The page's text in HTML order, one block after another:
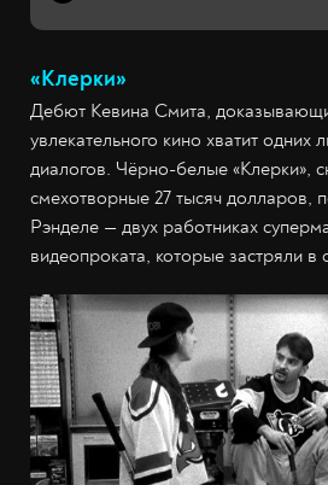
«Клерки»
Дебют Кевина Смита,
увлекательного кино хватит одних
диалогов. Чёрно-белые «Клерки»,
смехотворные 27 тысяч долларов,
Рэнделе — двух работниках
видеопроката, которые застряли